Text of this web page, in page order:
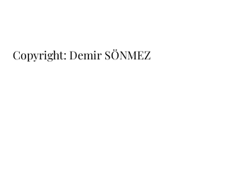
Copyright: Demir SÖNMEZ